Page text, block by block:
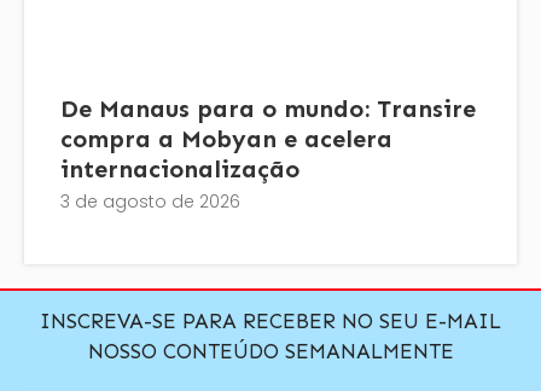
De Manaus para o mundo: Transire
compra a Mobyan e acelera
internacionalização
3 de agosto de 2026
INSCREVA-SE PARA RECEBER NO SEU E-MAIL
NOSSO CONTEÚDO SEMANALMENTE